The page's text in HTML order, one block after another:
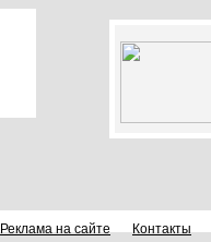
Реклама на сайте Контакты